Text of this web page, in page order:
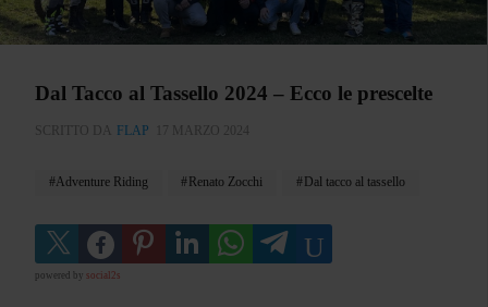
Dal Tacco al Tassello 2024 – Ecco le prescelte
SCRITTO DA FLAP 17 MARZO 2024
Adventure Riding Renato Zocchi Dal tacco al tassello
powered by social2s